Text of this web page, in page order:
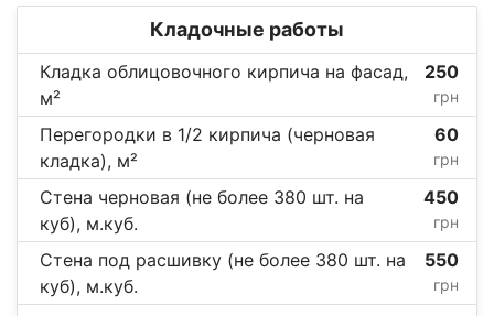
Кладочные работы
Кладка облицовочного кирпича на фасад,
м²
250
грн
Перегородки в 1/2 кирпича (черновая
кладка), м²
60
грн
Стена черновая (не более 380 шт. на
куб), м.куб.
450
грн
Стена под расшивку (не более 380 шт. на
куб), м.куб.
550
грн